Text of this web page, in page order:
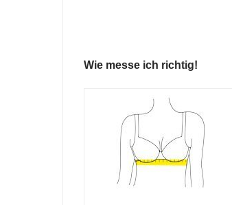
Wie messe ich richtig!